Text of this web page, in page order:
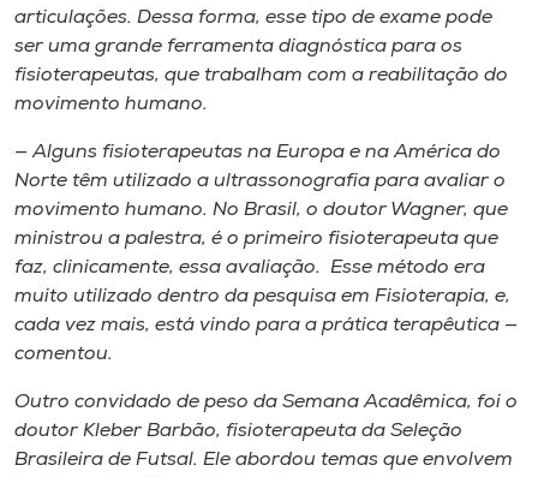
articulações. Dessa forma, esse tipo de exame pode
ser uma grande ferramenta diagnóstica para os
fisioterapeutas, que trabalham com a reabilitação do
movimento humano.
— Alguns fisioterapeutas na Europa e na América do
Norte têm utilizado a ultrassonografia para avaliar o
movimento humano. No Brasil, o doutor Wagner, que
ministrou a palestra, é o primeiro fisioterapeuta que
faz, clinicamente, essa avaliação. Esse método era
muito utilizado dentro da pesquisa em Fisioterapia, e,
cada vez mais, está vindo para a prática terapêutica —
comentou.
Outro convidado de peso da Semana Acadêmica, foi o
doutor Kleber Barbão, fisioterapeuta da Seleção
Brasileira de Futsal. Ele abordou temas que envolvem